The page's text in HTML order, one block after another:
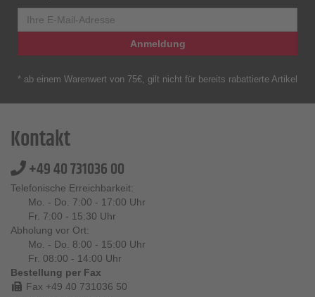
Anmeldung
* ab einem Warenwert von 75€, gilt nicht für bereits rabattierte Artikel
Kontakt
+49 40 731036 00
Telefonische Erreichbarkeit:
Mo. - Do. 7:00 - 17:00 Uhr
Fr. 7:00 - 15:30 Uhr
Abholung vor Ort:
Mo. - Do. 8:00 - 15:00 Uhr
Fr. 08:00 - 14:00 Uhr
Bestellung per Fax
Fax +49 40 731036 50